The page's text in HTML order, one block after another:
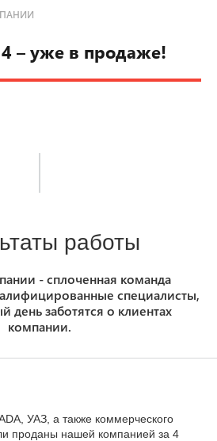
– уже в продаже!
работы
- сплоченная команда
специалисты,
день заботятся о клиентах
компании.
УАЗ, а также коммерческого
проданы нашей компанией за 4